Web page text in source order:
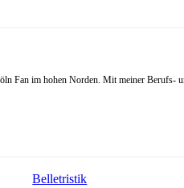
Fan im hohen Norden. Mit meiner Berufs-
Belletristik